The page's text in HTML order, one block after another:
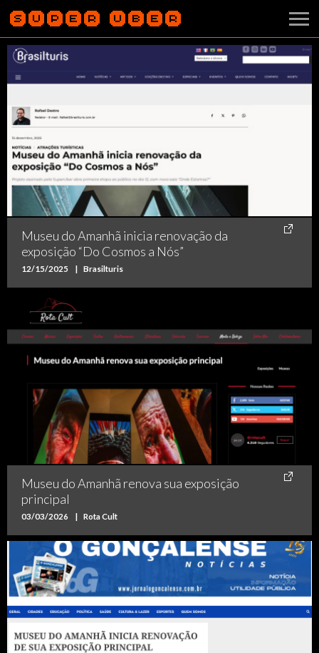
Museu do Amanhã inicia renovação da
exposição “Do Cosmos a Nós”
12/15/2025 | Brasilturis
Museu do Amanhã renova sua exposição
principal
03/03/2026 | Rota Cult